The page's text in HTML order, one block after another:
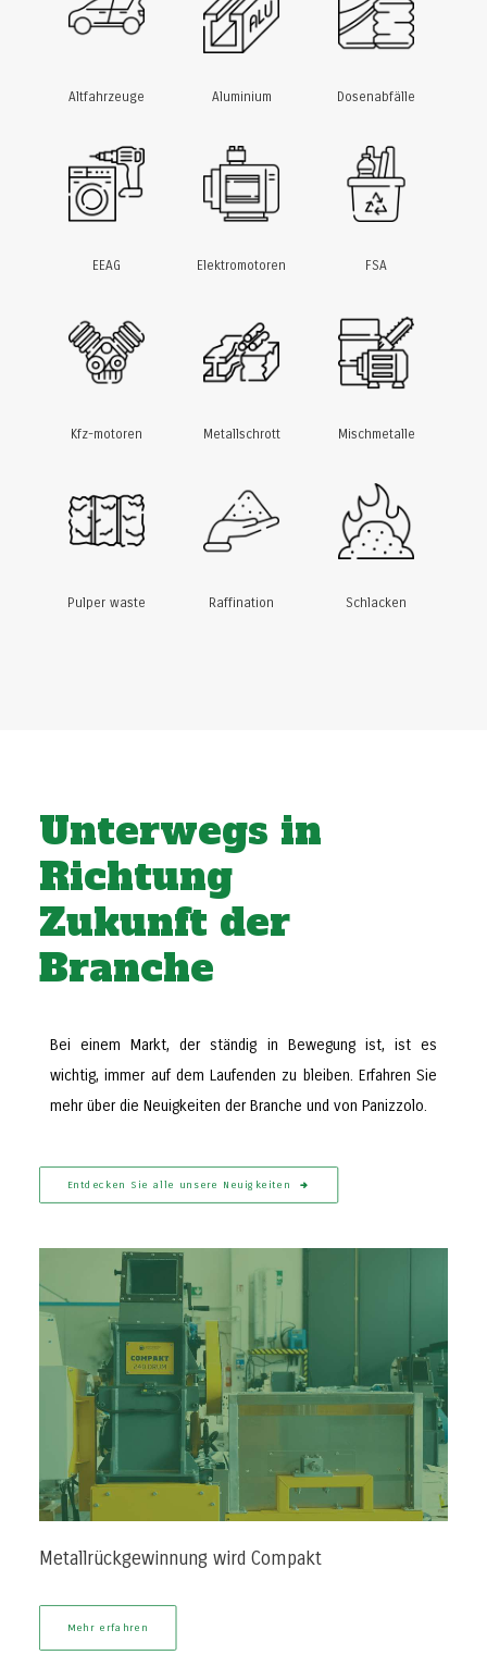
Altfahrzeuge Aluminium Dosenabfälle
EEAG Elektromotoren FSA
Kfz-motoren Metallschrott Mischmetalle
Pulper waste Raffination Schlacken
Unterwegs in
Richtung
Zukunft der
Branche
Bei einem Markt, der ständig in Bewegung ist, ist es
wichtig, immer auf dem Laufenden zu bleiben. Erfahren Sie
mehr über die Neuigkeiten der Branche und von Panizzolo.
Entdecken Sie alle unsere Neuigkeiten
Metallrückgewinnung wird Compakt
Mehr erfahren